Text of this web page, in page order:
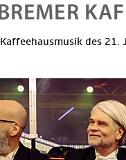
Kaffeehausmusik des 21.